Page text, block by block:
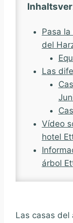
Pasa
del
Las
Vídeo
hotel
árbol
Las casas del